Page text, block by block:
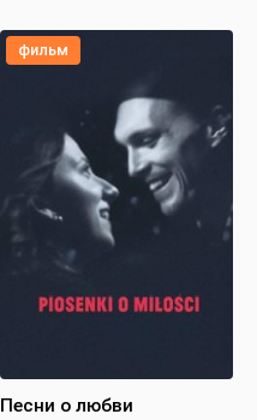
фильм
Песни о любви